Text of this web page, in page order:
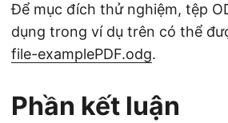
Để mục đích thử nghiệm, tệp
dụng trong ví dụ trên có thể
file-examplePDF.odg.
Phần kết luận